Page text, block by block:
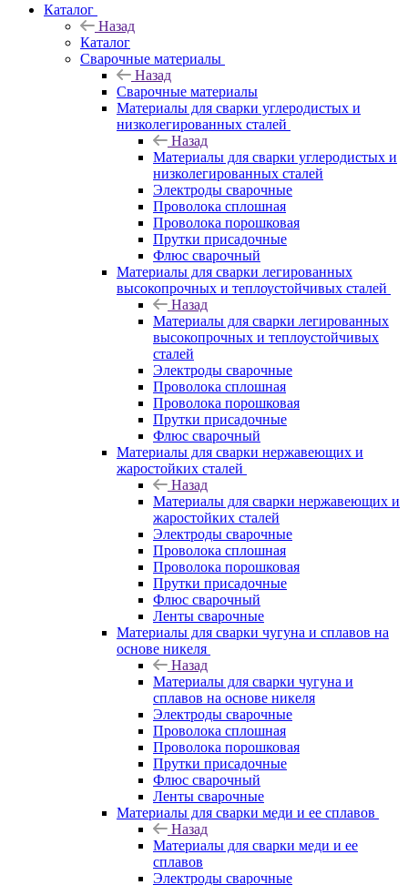
Каталог
Назад
Каталог
Сварочные материалы
Назад
Сварочные материалы
Материалы для сварки углеродистых и
низколегированных сталей
Назад
Материалы для сварки углеродистых и
низколегированных сталей
Электроды сварочные
Проволока сплошная
Проволока порошковая
Прутки присадочные
Флюс сварочный
Материалы для сварки легированных
высокопрочных и теплоустойчивых сталей
Назад
Материалы для сварки легированных
высокопрочных и теплоустойчивых
сталей
Электроды сварочные
Проволока сплошная
Проволока порошковая
Прутки присадочные
Флюс сварочный
Материалы для сварки нержавеющих и
жаростойких сталей
Назад
Материалы для сварки нержавеющих и
жаростойких сталей
Электроды сварочные
Проволока сплошная
Проволока порошковая
Прутки присадочные
Флюс сварочный
Ленты сварочные
Материалы для сварки чугуна и сплавов на
основе никеля
Назад
Материалы для сварки чугуна и
сплавов на основе никеля
Электроды сварочные
Проволока сплошная
Проволока порошковая
Прутки присадочные
Флюс сварочный
Ленты сварочные
Материалы для сварки меди и ее сплавов
Назад
Материалы для сварки меди и ее
сплавов
Электроды сварочные